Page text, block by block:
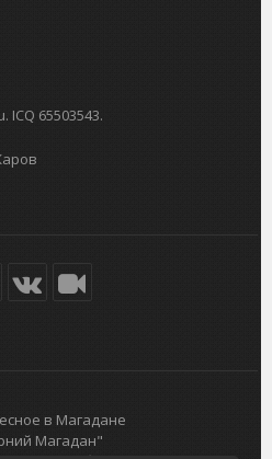
65503543.
в Магадане
Магадан"